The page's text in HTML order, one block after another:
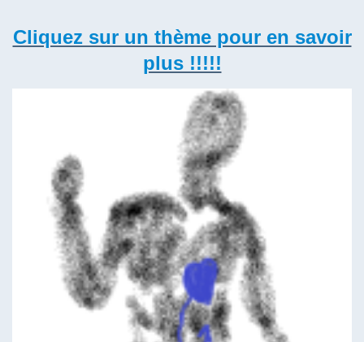
Cliquez sur un thème pour en savoir
plus !!!!!